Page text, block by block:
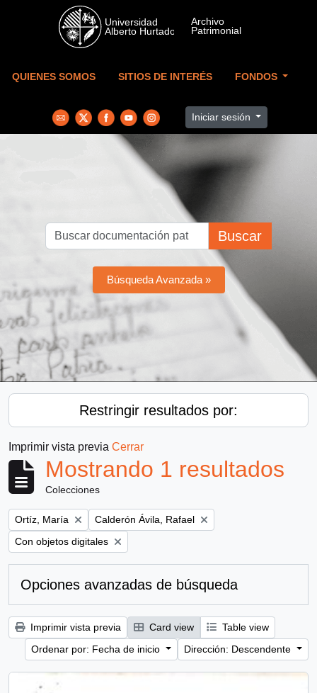
Skip to main content
QUIENES SOMOS SITIOS DE INTERÉS FONDOS
Iniciar sesión
Buscar
Búsqueda Avanzada »
Restringir resultados por:
Imprimir vista previa Cerrar
Mostrando 1 resultados
Colecciones
Remove filter:
Ortíz, María Remove filter:
Calderón Ávila, Rafael
Remove filter:
Con objetos digitales
Opciones avanzadas de búsqueda
Imprimir vista previa Card view
Table view
Ordenar por: Fecha de inicio
Dirección: Descendente